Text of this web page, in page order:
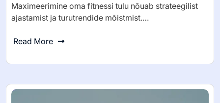
Maximeerimine oma fitnessi tulu nõuab strateegilist
ajastamist ja turutrendide mõistmist.…
Read More